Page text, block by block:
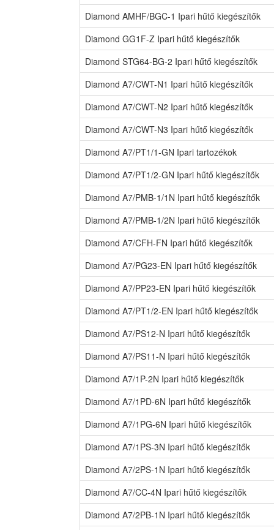
Diamond AMHF/BGC-1 Ipari hűtő kiegészítők
Diamond GG1F-Z Ipari hűtő kiegészítők
Diamond STG64-BG-2 Ipari hűtő kiegészítők
Diamond A7/CWT-N1 Ipari hűtő kiegészítők
Diamond A7/CWT-N2 Ipari hűtő kiegészítők
Diamond A7/CWT-N3 Ipari hűtő kiegészítők
Diamond A7/PT1/1-GN Ipari tartozékok
Diamond A7/PT1/2-GN Ipari hűtő kiegészítők
Diamond A7/PMB-1/1N Ipari hűtő kiegészítők
Diamond A7/PMB-1/2N Ipari hűtő kiegészítők
Diamond A7/CFH-FN Ipari hűtő kiegészítők
Diamond A7/PG23-EN Ipari hűtő kiegészítők
Diamond A7/PP23-EN Ipari hűtő kiegészítők
Diamond A7/PT1/2-EN Ipari hűtő kiegészítők
Diamond A7/PS12-N Ipari hűtő kiegészítők
Diamond A7/PS11-N Ipari hűtő kiegészítők
Diamond A7/1P-2N Ipari hűtő kiegészítők
Diamond A7/1PD-6N Ipari hűtő kiegészítők
Diamond A7/1PG-6N Ipari hűtő kiegészítők
Diamond A7/1PS-3N Ipari hűtő kiegészítők
Diamond A7/2PS-1N Ipari hűtő kiegészítők
Diamond A7/CC-4N Ipari hűtő kiegészítők
Diamond A7/2PB-1N Ipari hűtő kiegészítők